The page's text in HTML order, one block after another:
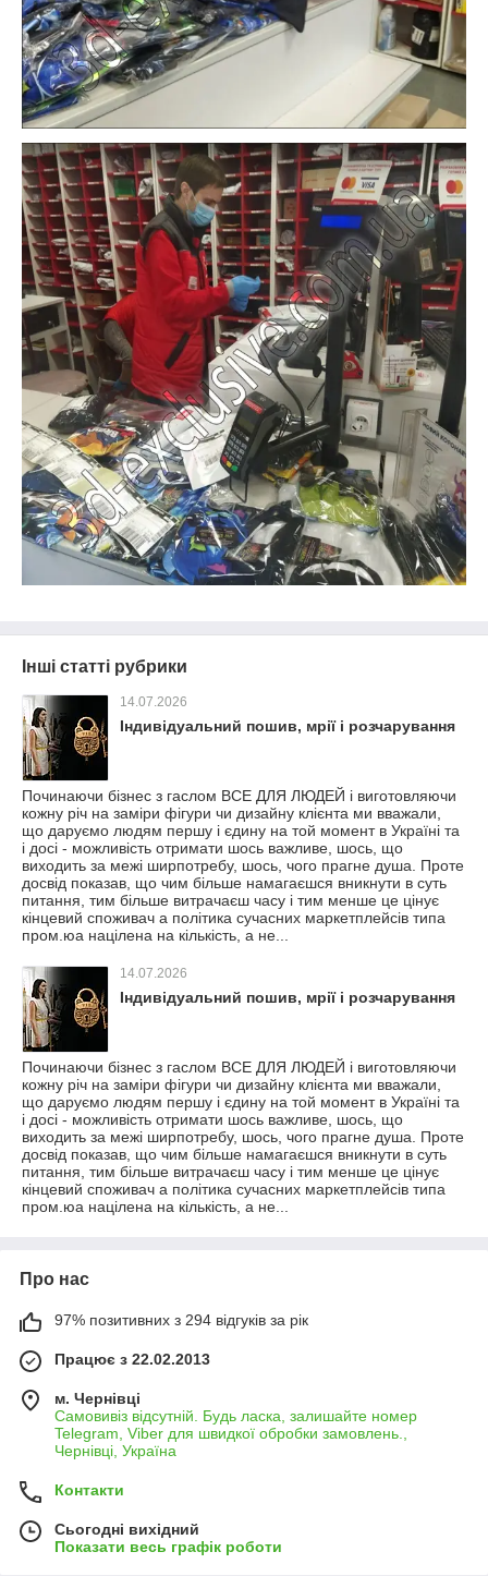
Інші статті рубрики
14.07.2026
Індивідуальний пошив, мрії і розчарування
Починаючи бізнес з гаслом ВСЕ ДЛЯ ЛЮДЕЙ і виготовляючи
кожну річ на заміри фігури чи дизайну клієнта ми вважали,
що даруємо людям першу і єдину на той момент в Україні та
і досі - можливість отримати шось важливе, шось, що
виходить за межі ширпотребу, шось, чого прагне душа. Проте
досвід показав, що чим більше намагаєшся вникнути в суть
питання, тим більше витрачаєш часу і тим менше це цінує
кінцевий споживач а політика сучасних маркетплейсів типа
пром.юа націлена на кількість, а не...
14.07.2026
Індивідуальний пошив, мрії і розчарування
Починаючи бізнес з гаслом ВСЕ ДЛЯ ЛЮДЕЙ і виготовляючи
кожну річ на заміри фігури чи дизайну клієнта ми вважали,
що даруємо людям першу і єдину на той момент в Україні та
і досі - можливість отримати шось важливе, шось, що
виходить за межі ширпотребу, шось, чого прагне душа. Проте
досвід показав, що чим більше намагаєшся вникнути в суть
питання, тим більше витрачаєш часу і тим менше це цінує
кінцевий споживач а політика сучасних маркетплейсів типа
пром.юа націлена на кількість, а не...
Про нас
97% позитивних з 294 відгуків за рік
Працює з 22.02.2013
м. Чернівці
Самовивіз відсутній. Будь ласка, залишайте номер
Telegram, Viber для швидкої обробки замовлень.,
Чернівці, Україна
Контакти
Сьогодні вихідний
Показати весь графік роботи